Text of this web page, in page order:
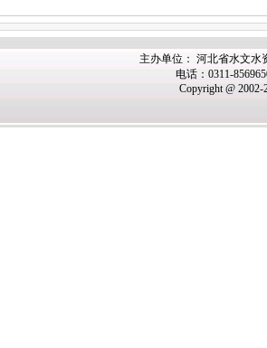
主办单位： 河北省水文水
电话：0311-
Copyright @ 2002-